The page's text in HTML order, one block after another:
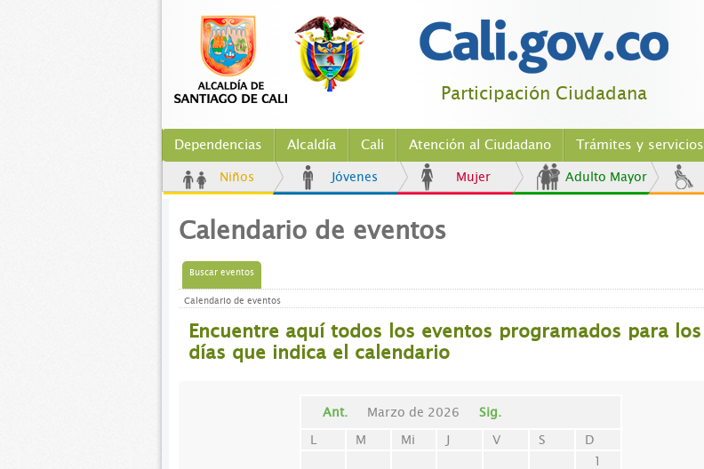
Participación Ciudadana
Dependencias Alcaldía Cali Atención al Ciudadano Trámites y servicios
Niños Jóvenes Mujer Adulto Mayor
Calendario de eventos
Buscar eventos
Calendario de eventos
Encuentre aquí todos los eventos programados para los
días que indica el calendario
Ant. Marzo de 2026
Sig.
L
M Mi J V S
D
1